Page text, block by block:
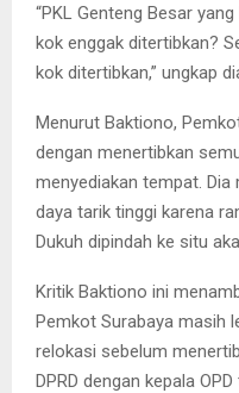
“PKL Genteng Besar
kok enggak ditertibkan?
kok ditertibkan,” ungkap
Menurut Baktiono,
dengan menertibkan
menyediakan tempat. Dia
daya tarik tinggi karena
Dukuh dipindah ke situ
Kritik Baktiono ini
Pemkot Surabaya masih
relokasi sebelum
DPRD dengan kepala